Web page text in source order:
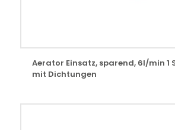
Aerator Einsatz, sparend, 6l/min 1
mit Dichtungen